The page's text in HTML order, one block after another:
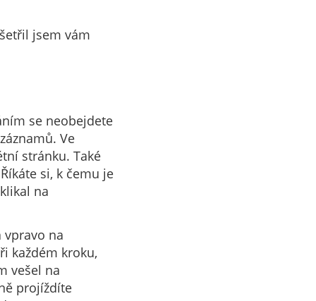
jsem vám
se neobejdete
Ve
stránku. Také
si, k čemu je
na
vpravo na
každém kroku,
vešel na
projíždíte